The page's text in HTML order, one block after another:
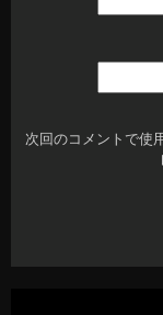
次回のコメントで使